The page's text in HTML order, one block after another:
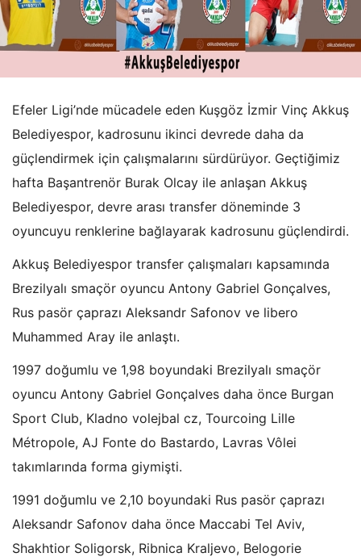
Efeler Ligi’nde mücadele eden Kuşgöz İzmir Vinç Akkuş
Belediyespor, kadrosunu ikinci devrede daha da
güçlendirmek için çalışmalarını sürdürüyor. Geçtiğimiz
hafta Başantrenör Burak Olcay ile anlaşan Akkuş
Belediyespor, devre arası transfer döneminde 3
oyuncuyu renklerine bağlayarak kadrosunu güçlendirdi.
Akkuş Belediyespor transfer çalışmaları kapsamında
Brezilyalı smaçör oyuncu Antony Gabriel Gonçalves,
Rus pasör çaprazı Aleksandr Safonov ve libero
Muhammed Aray ile anlaştı.
1997 doğumlu ve 1,98 boyundaki Brezilyalı smaçör
oyuncu Antony Gabriel Gonçalves daha önce Burgan
Sport Club, Kladno volejbal cz, Tourcoing Lille
Métropole, AJ Fonte do Bastardo, Lavras Vôlei
takımlarında forma giymişti.
1991 doğumlu ve 2,10 boyundaki Rus pasör çaprazı
Aleksandr Safonov daha önce Maccabi Tel Aviv,
Shakhtior Soligorsk, Ribnica Kraljevo, Belogorie